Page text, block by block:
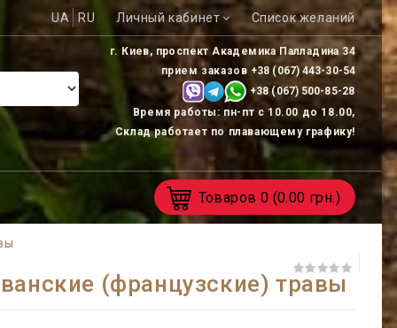
UA RU Личный кабинет Список желаний
г. Киев, проспект Академика Палладина 34
прием заказов +38 (067) 443-30-54
+38 (067) 500-85-28
Время работы: пн-пт с 10.00 до 18.00,
Склад работает по плавающему графику!
Товаров 0 (0.00 грн.)
(французские) травы